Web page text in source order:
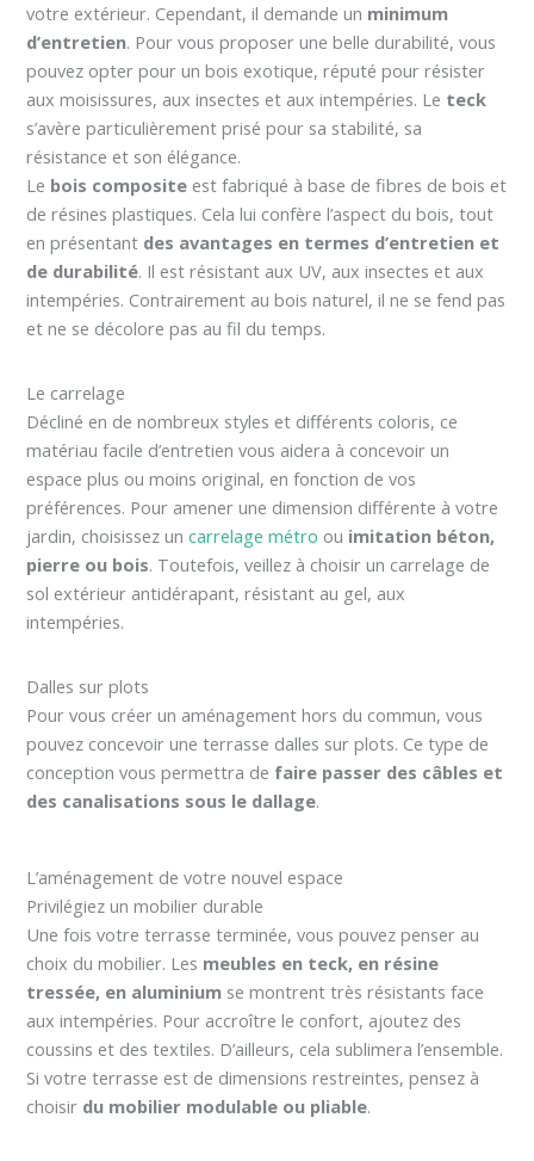
votre extérieur. Cependant, il demande un minimum
d’entretien. Pour vous proposer une belle durabilité, vous
pouvez opter pour un bois exotique, réputé pour résister
aux moisissures, aux insectes et aux intempéries. Le teck
s’avère particulièrement prisé pour sa stabilité, sa
résistance et son élégance.
Le bois composite est fabriqué à base de fibres de bois et
de résines plastiques. Cela lui confère l’aspect du bois, tout
en présentant des avantages en termes d’entretien et
de durabilité. Il est résistant aux UV, aux insectes et aux
intempéries. Contrairement au bois naturel, il ne se fend pas
et ne se décolore pas au fil du temps.
Le carrelage
Décliné en de nombreux styles et différents coloris, ce
matériau facile d’entretien vous aidera à concevoir un
espace plus ou moins original, en fonction de vos
préférences. Pour amener une dimension différente à votre
jardin, choisissez uncarrelage métro ou imitation béton,
pierre ou bois. Toutefois, veillez à choisir un carrelage de
sol extérieur antidérapant, résistant au gel, aux
intempéries.
Dalles sur plots
Pour vous créer un aménagement hors du commun, vous
pouvez concevoir une terrasse dalles sur plots. Ce type de
conception vous permettra de faire passer des câbles et
des canalisations sous le dallage.
L’aménagement de votre nouvel espace
Privilégiez un mobilier durable
Une fois votre terrasse terminée, vous pouvez penser au
choix du mobilier. Les meubles en teck, en résine
tressée, en aluminium se montrent très résistants face
aux intempéries. Pour accroître le confort, ajoutez des
coussins et des textiles. D’ailleurs, cela sublimera l’ensemble.
Si votre terrasse est de dimensions restreintes, pensez à
choisir du mobilier modulable ou pliable.